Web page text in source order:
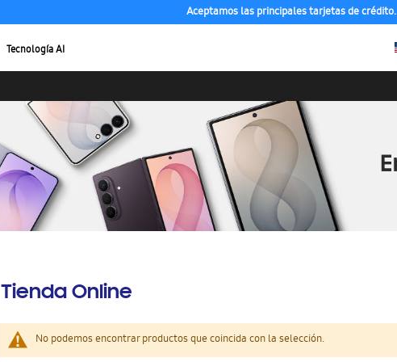
Aceptamos las principales tarjetas de crédito.
Tecnología AI
Tienda Online
No podemos encontrar productos que coincida con la selección.